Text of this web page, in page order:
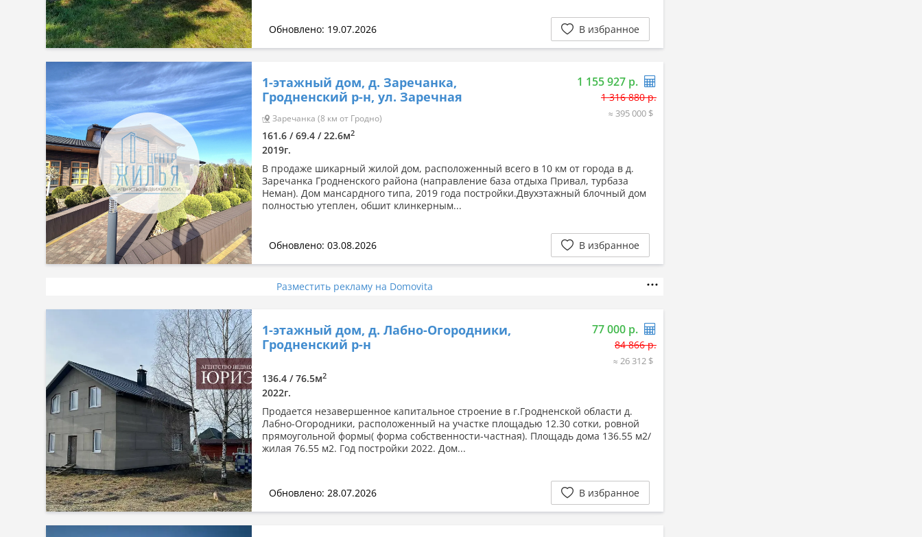
Обновлено: 19.07.2026 В избранное
1-этажный дом, д. Заречанка,
Гродненский р-н, ул. Заречная
Заречанка (8 км от Гродно)
1 155 927 р.
1 316 880 р.
≈ 395 000 $
161.6 / 69.4 / 22.6м2
2019г.
В продаже шикарный жилой дом, расположенный всего в 10 км от города в д.
Заречанка Гродненского района (направление база отдыха Привал, турбаза
Неман). Дом мансардного типа, 2019 года постройки.Двухэтажный блочный дом
полностью утеплен, обшит клинкерным...
Обновлено: 03.08.2026 В избранное
Разместить рекламу на Domovita
1-этажный дом, д. Лабно-Огородники,
Гродненский р-н
77 000 р.
84 866 р.
≈ 26 312 $
136.4 / 76.5м2
2022г.
Продается незавершенное капитальное строение в г.Гродненской области д.
Лабно-Огородники, расположенный на участке площадью 12.30 сотки, ровной
прямоугольной формы( форма собственности-частная). Площадь дома 136.55 м2/
жилая 76.55 м2. Год постройки 2022. Дом...
Обновлено: 28.07.2026 В избранное